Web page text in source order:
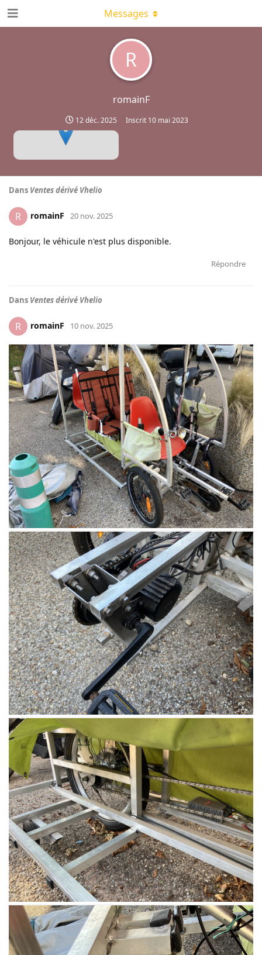
R
romainF
12 déc. 2025 Inscrit 10 mai 2023
Messages
Dans Ventes dérivé Vhelio
R romainF 20 nov. 2025
Bonjour, le véhicule n'est plus disponible.
Répondre
Dans Ventes dérivé Vhelio
R romainF 10 nov. 2025